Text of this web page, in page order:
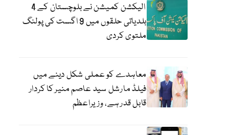
الیکشن کمیشن نے بلوچستان کے 4
بلدیاتی حلقوں میں 9 اگست کی پولنگ
ملتوی کردی
معاہدے کو عملی شکل دینے میں
فیلڈ مارشل سید عاصم منیر کا کردار
قابل قدر ہے، وزیراعظم